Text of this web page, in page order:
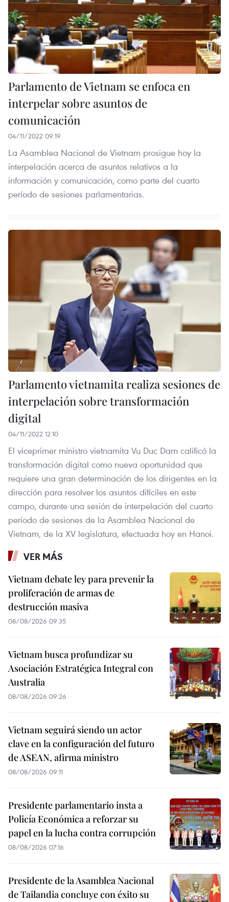
Parlamento de Vietnam se enfoca en
interpelar sobre asuntos de
comunicación
04/11/2022 09:19
La Asamblea Nacional de Vietnam prosigue hoy la
interpelación acerca de asuntos relativos a la
información y comunicación, como parte del cuarto
período de sesiones parlamentarias.
Parlamento vietnamita realiza sesiones de
interpelación sobre transformación
digital
04/11/2022 12:10
El viceprimer ministro vietnamita Vu Duc Dam calificó la
transformación digital como nueva oportunidad que
requiere una gran determinación de los dirigentes en la
dirección para resolver los asuntos difíciles en este
campo, durante una sesión de interpelación del cuarto
período de sesiones de la Asamblea Nacional de
Vietnam, de la XV legislatura, efectuada hoy en Hanoi.
VER MÁS
Vietnam debate ley para prevenir la
proliferación de armas de
destrucción masiva
08/08/2026 09:35
Vietnam busca profundizar su
Asociación Estratégica Integral con
Australia
08/08/2026 09:26
Vietnam seguirá siendo un actor
clave en la configuración del futuro
de ASEAN, afirma ministro
08/08/2026 09:11
Presidente parlamentario insta a
Policía Económica a reforzar su
papel en la lucha contra corrupción
08/08/2026 07:16
Presidente de la Asamblea Nacional
de Tailandia concluye con éxito su